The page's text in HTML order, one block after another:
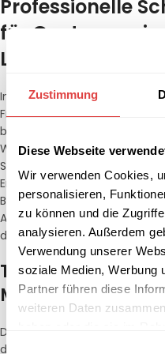
Zustimmung
Diese Webseite
Wir verwenden Cookies,
personalisieren,
zu können und die
analysieren. Außerdem
Verwendung unserer
soziale Medien, Werbung
Partner führen diese
weiteren Daten
Einwilligungsauswahl
Professionelle
für Gastronomie
In jedem Gastronomiebetrieb,
Frühstückspension bis zur
beim Schneiden von
Warenpräsentation und die
Schneidmaschinen
Ergebnisse, sondern
Bei Gastro Uzal bieten wir
Aufschnittmaschinen und
den harten Dauereinsatz
Technische
Materialien
Die Qualität einer
des Messers und der